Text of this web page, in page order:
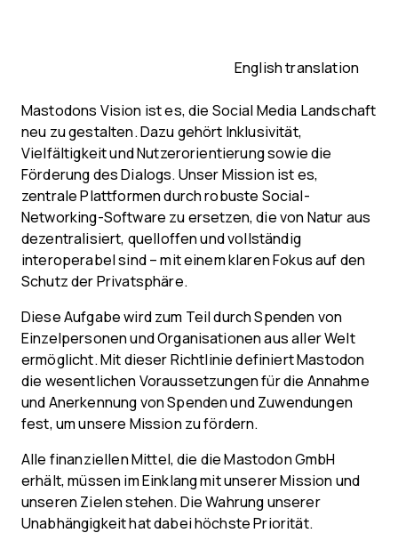
English translation
Mastodons Vision ist es, die Social Media Landschaft
neu zu gestalten. Dazu gehört Inklusivität,
Vielfältigkeit und Nutzerorientierung sowie die
Förderung des Dialogs. Unser Mission ist es,
zentrale Plattformen durch robuste Social-
Networking-Software zu ersetzen, die von Natur aus
dezentralisiert, quelloffen und vollständig
interoperabel sind – mit einem klaren Fokus auf den
Schutz der Privatsphäre.
Diese Aufgabe wird zum Teil durch Spenden von
Einzelpersonen und Organisationen aus aller Welt
ermöglicht. Mit dieser Richtlinie definiert Mastodon
die wesentlichen Voraussetzungen für die Annahme
und Anerkennung von Spenden und Zuwendungen
fest, um unsere Mission zu fördern.
Alle finanziellen Mittel, die die Mastodon GmbH
erhält, müssen im Einklang mit unserer Mission und
unseren Zielen stehen. Die Wahrung unserer
Unabhängigkeit hat dabei höchste Priorität.